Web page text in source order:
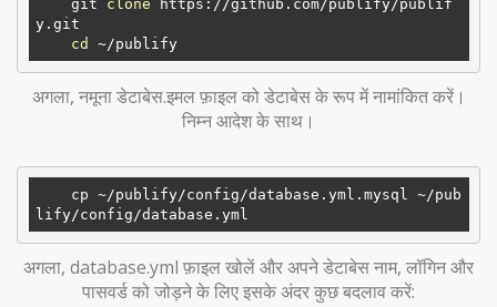
    git
clone https://github.com/publify/publif
y.git
cd
अगला, नमूना डेटाबेस.इमल फ़ाइल को डेटाबेस के रूप में नामांकित करें।
निम्न आदेश के साथ।
    cp ~
/publify/config/database.yml.mysql ~/pub
lify/
अगला, database.yml फ़ाइल खोलें और अपने डेटाबेस नाम, लॉगिन और
पासवर्ड को जोड़ने के लिए इसके अंदर कुछ बदलाव करें: